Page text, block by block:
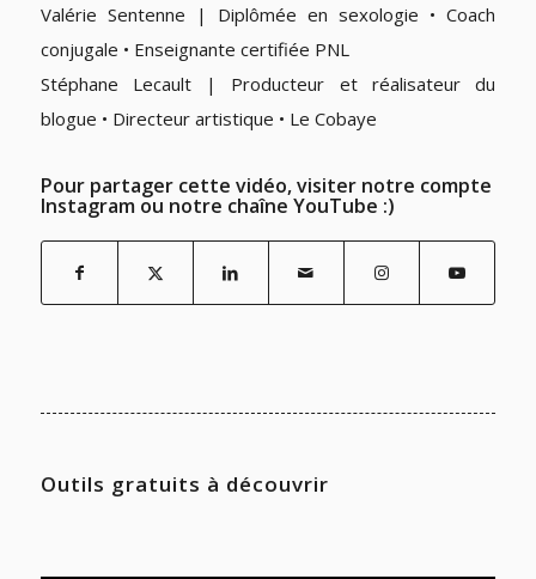
Valérie Sentenne | Diplômée en sexologie • Coach
conjugale • Enseignante certifiée PNL
Stéphane Lecault | Producteur et réalisateur du
blogue • Directeur artistique • Le Cobaye
Pour partager cette vidéo, visiter notre compte
Instagram ou notre chaîne YouTube :)
Outils gratuits à découvrir